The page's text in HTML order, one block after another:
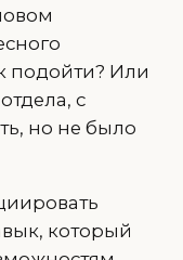
подойти? Или
с
но не было
который